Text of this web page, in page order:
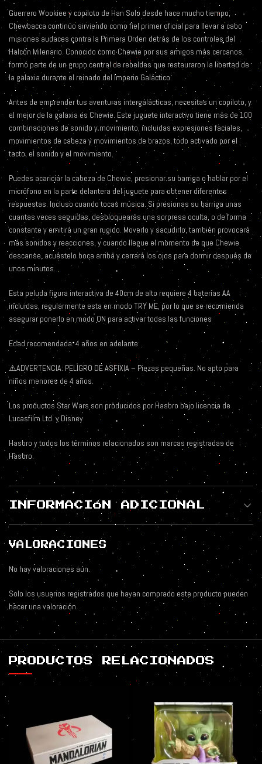
Guerrero Wookiee y copiloto de Han Solo desde hace mucho tiempo,
Chewbacca continúo sirviendo como fiel primer oficial para llevar a cabo
misiones audaces contra la Primera Orden detrás de los controles del
Halcón Milenario. Conocido como Chewie por sus amigos más cercanos,
formó parte de un grupo central de rebeldes que restauraron la libertad de
la galaxia durante el reinado del Imperio Galáctico.
Antes de emprender tus aventuras intergalácticas, necesitas un copiloto, y
el mejor de la galaxia es Chewie. Este juguete interactivo tiene más de 100
combinaciones de sonido y movimiento, incluidas expresiones faciales,
movimientos de cabeza y movimientos de brazos, todo activado por el
tacto, el sonido y el movimiento.
Puedes acariciar la cabeza de Chewie, presionar su barriga o hablar por el
micrófono en la parte delantera del juguete para obtener diferentes
respuestas. Incluso cuando tocas música. Si presionas su barriga unas
cuantas veces seguidas, desbloquearás una sorpresa oculta, o de forma
constante y emitirá un gran rugido. Moverlo y sacudirlo, también provocará
más sonidos y reacciones, y cuando llegue el momento de que Chewie
descanse, acuéstelo boca arriba y cerrará los ojos para dormir después de
unos minutos.
Esta peluda figura interactiva de 40cm de alto requiere 4 baterías AA
incluidas, regularmente esta en modo TRY ME, por lo que se recomienda
asegurar ponerlo en modo ON para activar todas las funciones
Edad recomendada: 4 años en adelante
⚠️ADVERTENCIA: PELIGRO DE ASFIXIA – Piezas pequeñas. No apto para
niños menores de 4 años.
Los productos Star Wars son producidos por Hasbro bajo licencia de
Lucasfilm Ltd. y Disney
Hasbro y todos los términos relacionados son marcas registradas de
Hasbro.
INFORMACIÓN ADICIONAL
VALORACIONES
No hay valoraciones aún.
Solo los usuarios registrados que hayan comprado este producto pueden
hacer una valoración.
PRODUCTOS RELACIONADOS